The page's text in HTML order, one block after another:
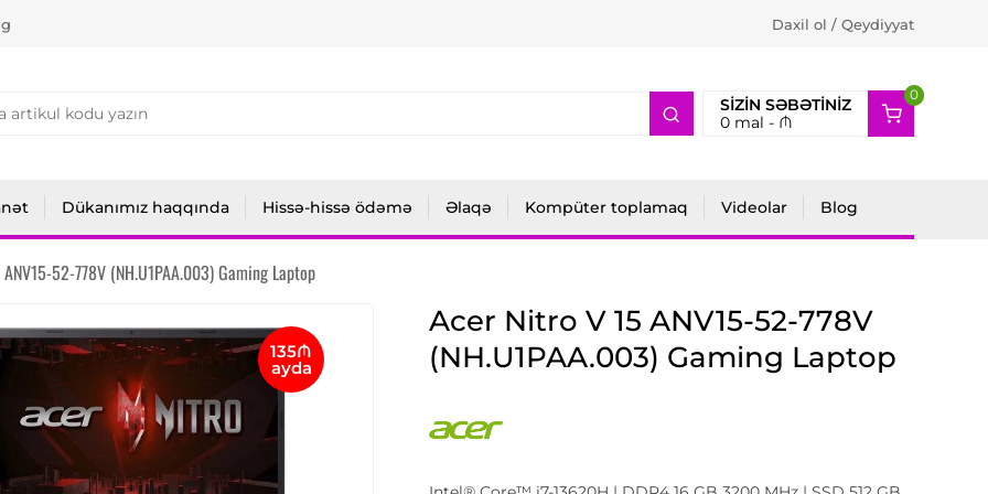
Daxil ol / Qeydiyyat
SIZIN SƏBƏTINIZ
0mal - ₼
0
2
Dükanımız haqqında Hissə-hissə ödəmə Əlaqə Kompüter toplamaq Videolar Blog
52-778V (NH.U1PAA.003) Gaming Laptop
135₼
ayda
Acer Nitro V 15 ANV15-52-778V
(NH.U1PAA.003) Gaming Laptop